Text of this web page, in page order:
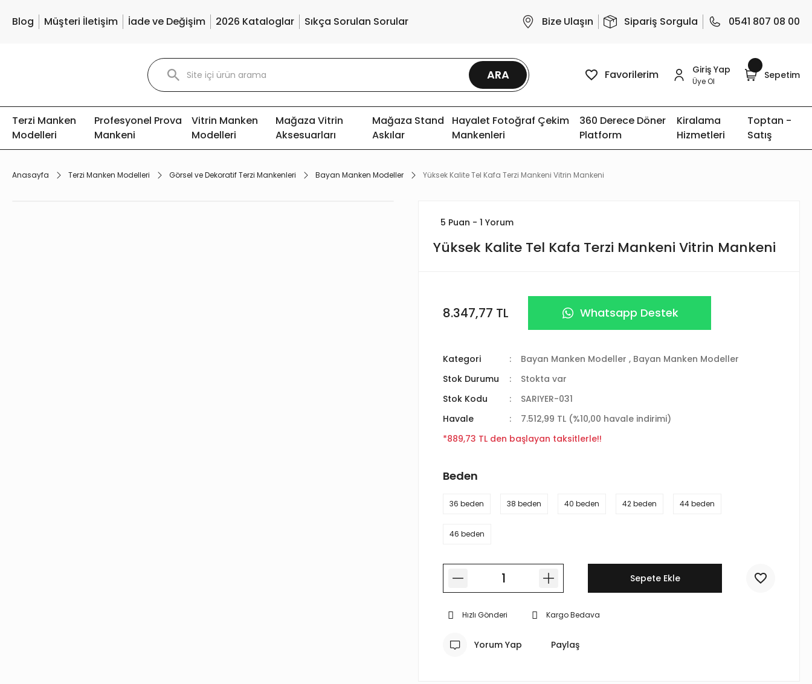
Blog Müşteri İletişim İade ve Değişim 2026 Kataloglar Sıkça Sorulan Sorular Bize Ulaşın Sipariş Sorgula 0541 807 08 00
ARA Favorilerim Giriş Yap
Üye Ol
Sepetim
Terzi Manken
Modelleri
Profesyonel Prova
Mankeni
Vitrin Manken
Modelleri
Mağaza Vitrin
Aksesuarları
Mağaza Stand
Askılar
Hayalet Fotoğraf Çekim
Mankenleri
360 Derece Döner
Platform
Kiralama
Hizmetleri
Toptan -
Satış
Anasayfa Terzi Manken Modelleri Görsel ve Dekoratif Terzi Mankenleri Bayan Manken Modeller Yüksek Kalite Tel Kafa Terzi Mankeni Vitrin Mankeni
5 Puan - 1 Yorum
Yüksek Kalite Tel Kafa Terzi Mankeni Vitrin Mankeni
8.347,77 TL Whatsapp Destek
Kategori Bayan Manken Modeller , Bayan Manken Modeller
Stok Durumu
Stokta var
Stok Kodu
SARIYER-031
Havale
7.512,99 TL (%10,00 havale indirimi)
*889,73 TL den başlayan taksitlerle!!
Beden
36 beden 38 beden 40 beden 42 beden 44 beden
46 beden
Sepete Ekle
Hızlı Gönderi Kargo Bedava
Yorum Yap Paylaş